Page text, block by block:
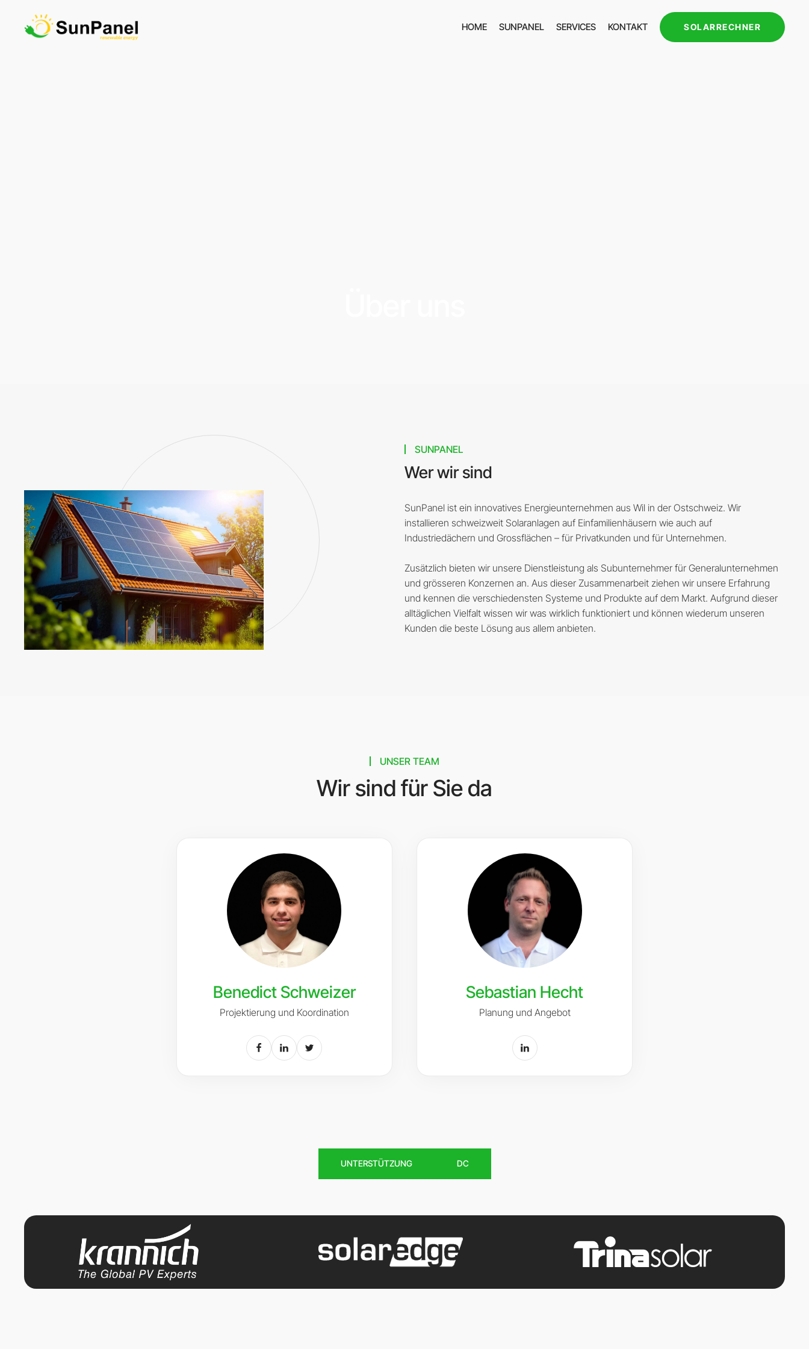
HOME SUNPANEL SERVICES KONTAKT SOLARRECHNER
SUNPANEL
Wer wir sind
SunPanel ist ein innovatives Energieunternehmen aus Wil in der Ostschweiz. Wir
installieren schweizweit Solaranlagen auf Einfamilienhäusern wie auch auf
Industriedächern und Grossflächen – für Privatkunden und für Unternehmen.
Zusätzlich bieten wir unsere Dienstleistung als Subunternehmer für Generalunternehmen
und grösseren Konzernen an. Aus dieser Zusammenarbeit ziehen wir unsere Erfahrung
und kennen die verschiedensten Systeme und Produkte auf dem Markt. Aufgrund dieser
alltäglichen Vielfalt wissen wir was wirklich funktioniert und können wiederum unseren
Kunden die beste Lösung aus allem anbieten.
UNSER TEAM
Wir sind für Sie da
Benedict Schweizer
Projektierung und Koordination
Sebastian Hecht
Planung und Angebot
UNTERSTÜTZUNG DC